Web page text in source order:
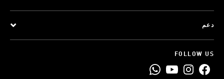
دعم
FOLLOW US